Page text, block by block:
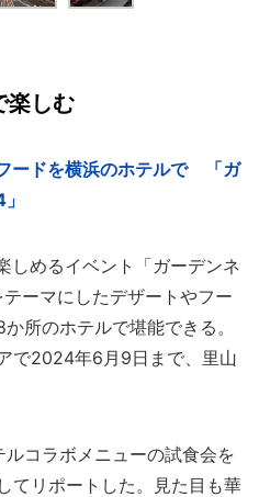
楽しむ
ードを横浜のホテルで 「ガ
しめるイベント「ガーデンネ
ーマにしたデザートやフー
所のホテルで堪能できる。
で2024年6月9日まで、里山
コラボメニューの試食会を
てリポートした。見た目も華